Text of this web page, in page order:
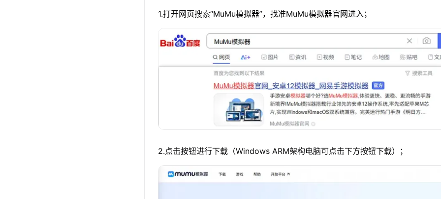
1.打开网页搜索“MuMu模拟器”，找准MuMu模拟器官网进入；
2.点击按钮进行下载（Windows ARM架构电脑可点击下方按钮下载）；